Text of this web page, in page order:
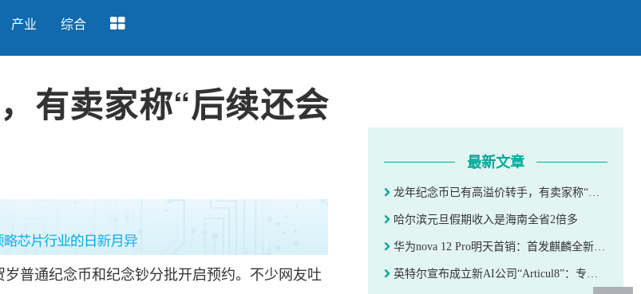
产业 综合
有卖家称“后续还会
普通纪念币和纪念钞分批开启预约。不少网友吐
最新文章
龙年纪念币已有高溢价转手，有卖家称“后续还会涨”
哈尔滨元旦假期收入是海南全省2倍多
华为nova 12 Pro明天首销：首发麒麟全新5G平台 3999元起
英特尔宣布成立新AI公司“Articul8”：专为企业客户提供生成式人工智能软件